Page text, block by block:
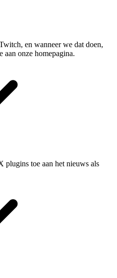
en wanneer we dat doen,
aan onze homepagina.
plugins toe aan het nieuws als